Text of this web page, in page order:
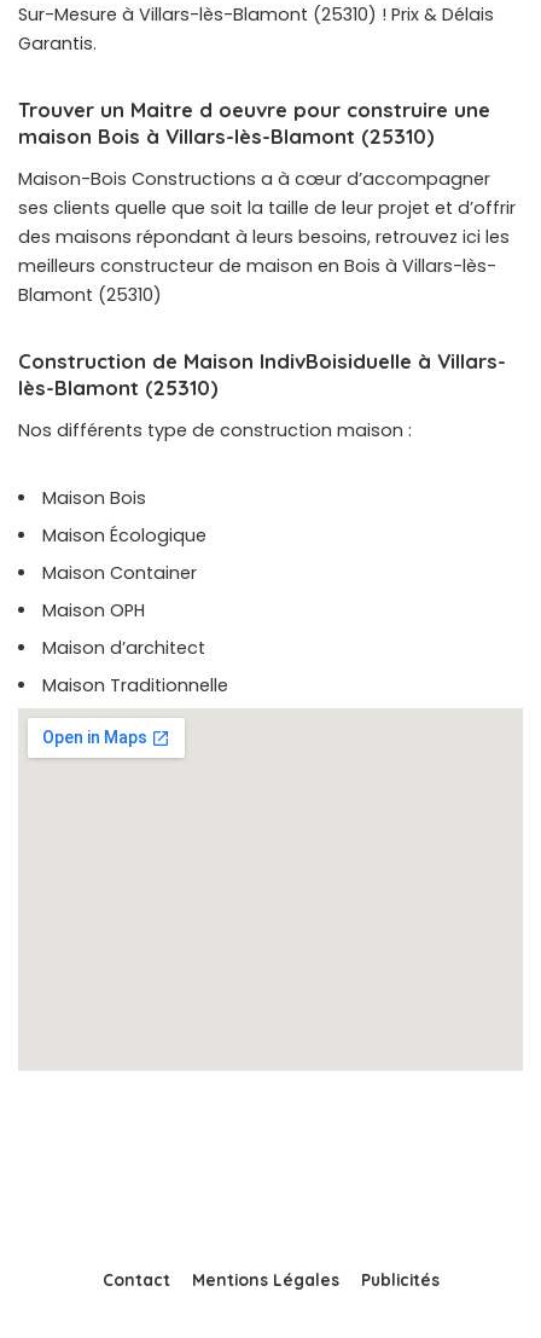
Sur-Mesure à Villars-lès-Blamont (25310) ! Prix & Délais
Garantis.
Trouver un Maitre d oeuvre pour construire une
maison Bois à Villars-lès-Blamont (25310)
Maison-Bois Constructions a à cœur d’accompagner
ses clients quelle que soit la taille de leur projet et d’offrir
des maisons répondant à leurs besoins, retrouvez ici les
meilleurs constructeur de maison en Bois à Villars-lès-
Blamont (25310)
Construction de Maison IndivBoisiduelle à Villars-
lès-Blamont (25310)
Nos différents type de construction maison :
Maison Bois
Maison Écologique
Maison Container
Maison OPH
Maison d’architect
Maison Traditionnelle
Contact Mentions Légales Publicités